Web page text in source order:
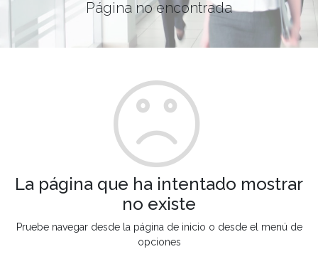
Página no encontrada
La página que ha intentado mostrar
no existe
Pruebe navegar desde la página de inicio o desde el menú de
opciones